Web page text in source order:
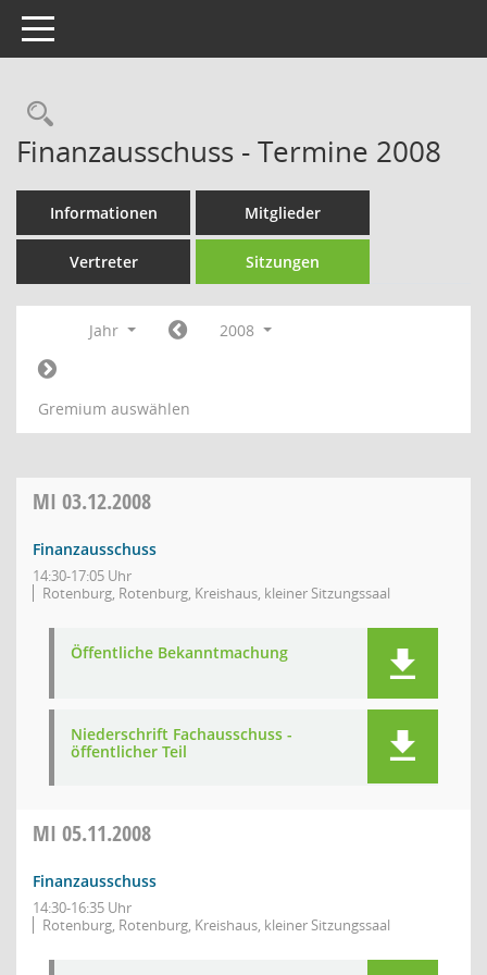
Toggle navigation
Rechercheauswahl
Finanzausschuss - Termine 2008
Informationen Mitglieder
Vertreter Sitzungen
Jahr 2008
Gremium auswählen
MI 03.12.2008
Finanzausschuss
14:30-17:05 Uhr
Rotenburg, Rotenburg, Kreishaus, kleiner Sitzungssaal
Öffentliche Bekanntmachung
Niederschrift Fachausschuss -
öffentlicher Teil
MI 05.11.2008
Finanzausschuss
14:30-16:35 Uhr
Rotenburg, Rotenburg, Kreishaus, kleiner Sitzungssaal